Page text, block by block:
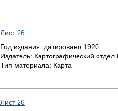
Лист 26
Год издания: датировано 1920
Издатель: Картографический
Тип материала: Карта
Лист 26